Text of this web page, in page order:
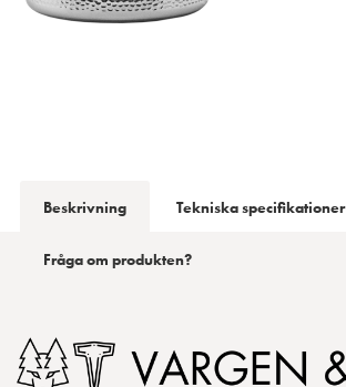
Beskrivning Tekniska specifikationer
Fråga om produkten?